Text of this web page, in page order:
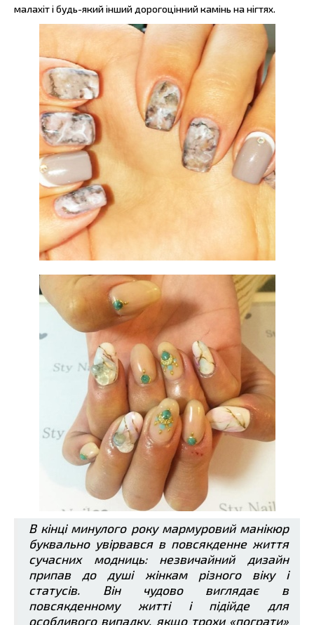
малахіт і будь-який інший дорогоцінний камінь на нігтях.
В кінці минулого року мармуровий манікюр
буквально увірвався в повсякденне життя
сучасних модниць: незвичайний дизайн
припав до душі жінкам різного віку і
статусів. Він чудово виглядає в
повсякденному житті і підійде для
особливого випадку, якщо трохи «пограти»